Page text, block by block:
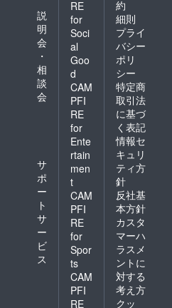
説
明
会
・
相
談
会
サ
ポ
ー
ト
サ
ー
ビ
ス
RE
for
Soci
al
Goo
d
CAM
PFI
RE
for
Ente
rtain
men
t
CAM
PFI
RE
for
Spor
ts
CAM
PFI
RE
約
細則
プライ
バシー
ポリ
シー
特定商
取引法
に基づ
く表記
情報セ
キュリ
ティ方
針
反社基
本方針
カスタ
マーハ
ラスメ
ントに
対する
考え方
クッ